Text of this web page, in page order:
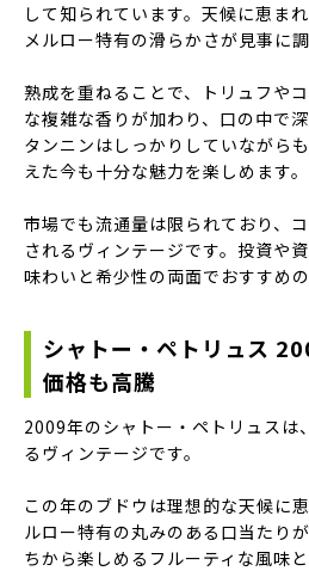
して知られています。天候に恵ま
メルロー特有の滑らかさが見事に調
熟成を重ねることで、トリュフや
な複雑な香りが加わり、口の中で
タンニンはしっかりしていながら
えた今も十分な魅力を楽しめます。
市場でも流通量は限られており、
されるヴィンテージです。投資や
味わいと希少性の両面でおすすめ
シャトー・ペトリュス
価格も高騰
2009年のシャトー・ペトリュスは
るヴィンテージです。
この年のブドウは理想的な天候に
ルロー特有の丸みのある口当たり
ちから楽しめるフルーティな風味